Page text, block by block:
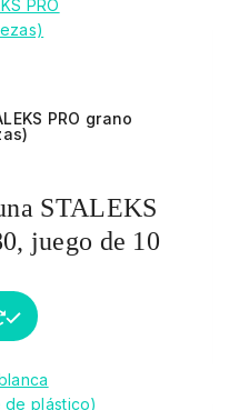
PRO grano
STALEKS
juego de 10